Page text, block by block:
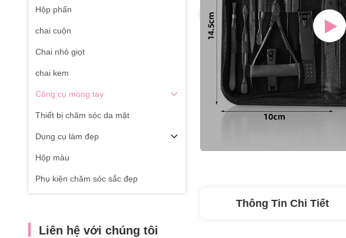
Hộp phấn
chai cuộn
Chai nhỏ giọt
chai kem
Công cụ móng tay
Thiết bị chăm sóc da mặt
Dụng cụ làm đẹp
Hộp màu
Phụ kiện chăm sóc sắc đẹp
Liên hệ với chúng tôi
Thông Tin Chi Tiết